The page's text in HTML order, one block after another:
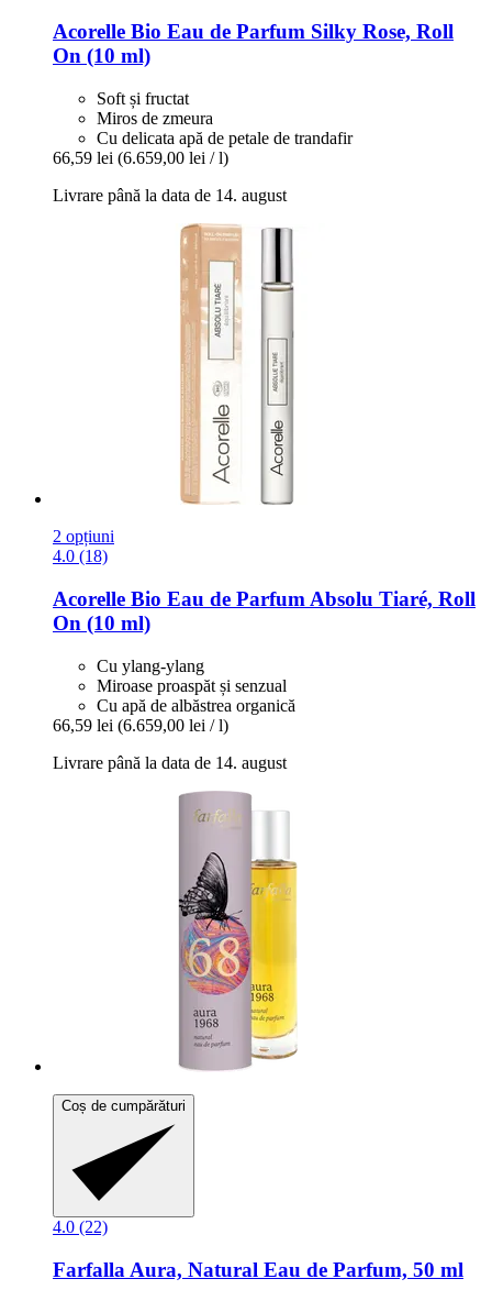
Acorelle Bio Eau de Parfum Silky Rose, Roll
On (10 ml)
Soft și fructat
Miros de zmeura
Cu delicata apă de petale de trandafir
66,59 lei (6.659,00 lei / l)
Livrare până la data de 14. august
2 opțiuni
4.0 (18)
Acorelle Bio Eau de Parfum Absolu Tiaré, Roll
On (10 ml)
Cu ylang-ylang
Miroase proaspăt și senzual
Cu apă de albăstrea organică
66,59 lei (6.659,00 lei / l)
Livrare până la data de 14. august
Coș de cumpărături
4.0 (22)
Farfalla Aura, Natural Eau de Parfum, 50 ml